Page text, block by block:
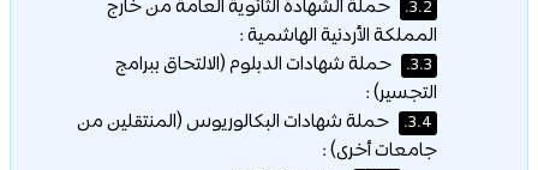
3.2.
حملة الشهادة الثانوية العامة من خارج
المملكة الأردنية الهاشمية :
3.3.
حملة شهادات الدبلوم (الالتحاق ببرامج
التجسير) :
3.4.
حملة شهادات البكالوريوس (المنتقلين من
جامعات أخرى) :